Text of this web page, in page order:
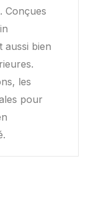
Conçues
aussi bien
les
pour